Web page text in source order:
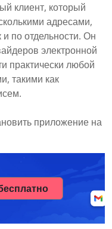
клиент, который
адресами,
по отдельности. Он
электронной
практически любой
такими как
приложение на